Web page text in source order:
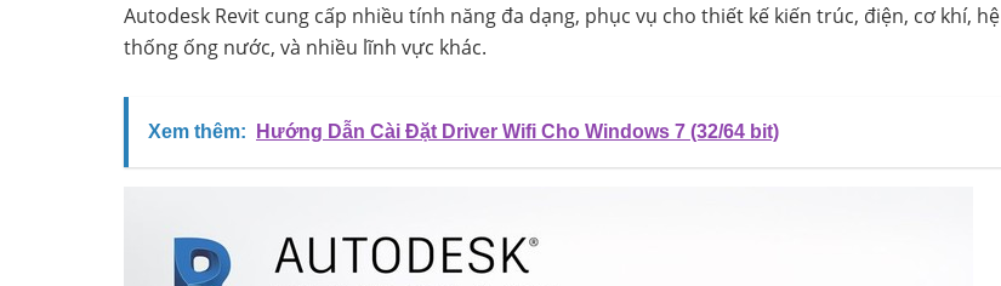
Autodesk Revit cung cấp nhiều tính năng đa dạng, phục vụ cho thiết kế kiến trúc, điện, cơ khí, hệ
thống ống nước, và nhiều lĩnh vực khác.
Xem thêm: Hướng Dẫn Cài Đặt Driver Wifi Cho Windows 7 (32/64 bit)